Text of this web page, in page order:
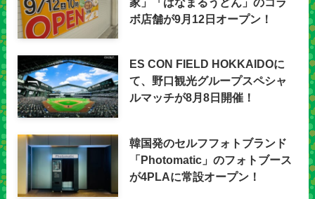
ボ店舗が9月12日オープン！
ES CON FIELD HOKKAIDOに
て、野口観光グループスペシャ
ルマッチが8月8日開催！
韓国発のセルフフォトブランド
「Photomatic」のフォトブース
が4PLAに常設オープン！